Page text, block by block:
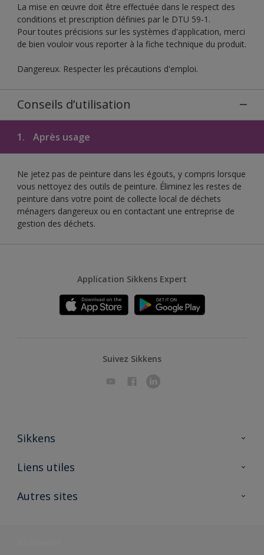
La mise en œuvre doit être effectuée dans le respect des
conditions et prescription définies par le DTU 59-1.
Pour toutes précisions sur les systèmes d'application, merci
de bien vouloir vous reporter à la fiche technique du produit.
Dangereux. Respecter les précautions d'emploi.
Conseils d’utilisation
1. Après usage
Ne jetez pas de peinture dans les égouts, y compris lorsque
vous nettoyez des outils de peinture. Éliminez les restes de
peinture dans votre point de collecte local de déchets
ménagers dangereux ou en contactant une entreprise de
gestion des déchets.
Application Sikkens Expert
Suivez Sikkens
Sikkens
A propos de Sikkens
Liens utiles
Ouvrir un magasin PASS
Autres sites